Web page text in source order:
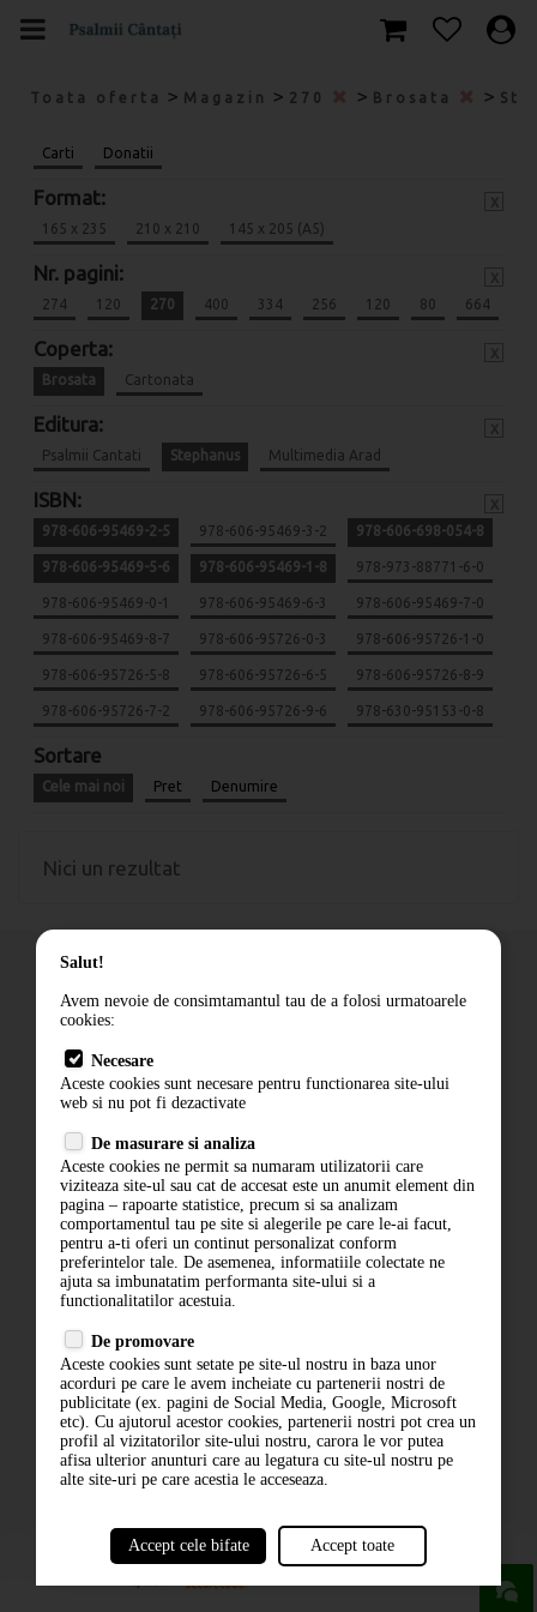
Toata oferta > Magazin > 270 > Brosata >
Carti Donatii
Format:
165 x 235 210 x 210 145 x 205 (A5)
Nr. pagini:
274 120 270 400 334 256 120 80 664
Coperta:
Brosata Cartonata
Editura:
Psalmii Cantati Stephanus Multimedia Arad
ISBN:
978-606-95469-2-5 978-606-95469-3-2 978-606-698-054-8
978-606-95469-5-6 978-606-95469-1-8 978-973-88771-6-0
978-606-95469-0-1 978-606-95469-6-3 978-606-95469-7-0
978-606-95469-8-7 978-606-95726-0-3 978-606-95726-1-0
978-606-95726-5-8 978-606-95726-6-5 978-606-95726-8-9
978-606-95726-7-2 978-606-95726-9-6 978-630-95153-0-8
Sortare
Cele mai noi Pret Denumire
Nici un rezultat
Cum comand
Livrare
Contact
Politica de confidentialitate
ANPC
ABONARE LA NEWSLETTER
ABONARE
Salut!
Avem nevoie de consimtamantul tau de a folosi urmatoarele
cookies:
Necesare
Aceste cookies sunt necesare pentru functionarea site-ului
web si nu pot fi dezactivate
De masurare si analiza
Aceste cookies ne permit sa numaram utilizatorii care
viziteaza site-ul sau cat de accesat este un anumit element din
pagina – rapoarte statistice, precum si sa analizam
comportamentul tau pe site si alegerile pe care le-ai facut,
pentru a-ti oferi un continut personalizat conform
preferintelor tale. De asemenea, informatiile colectate ne
ajuta sa imbunatatim performanta site-ului si a
functionalitatilor acestuia.
De promovare
Aceste cookies sunt setate pe site-ul nostru in baza unor
acorduri pe care le avem incheiate cu partenerii nostri de
publicitate (ex. pagini de Social Media, Google, Microsoft
etc). Cu ajutorul acestor cookies, partenerii nostri pot crea un
profil al vizitatorilor site-ului nostru, carora le vor putea
afisa ulterior anunturi care au legatura cu site-ul nostru pe
alte site-uri pe care acestia le acceseaza.
Accept cele bifate Accept toate